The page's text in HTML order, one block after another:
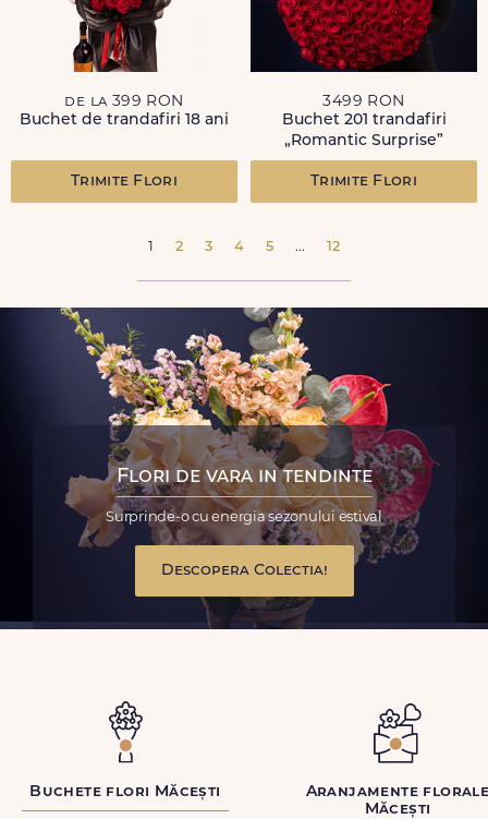
de la 399 RON
Buchet de trandafiri 18 ani
Trimite Flori
3499 RON
Buchet 201 trandafiri
„Romantic Surprise”
Trimite Flori
1 2 3 4 5 ... 12
Flori de vara in tendinte
Surprinde-o cu energia sezonului estival
Descopera Colectia!
Buchete flori Măcești
Aranjamente
Măcești